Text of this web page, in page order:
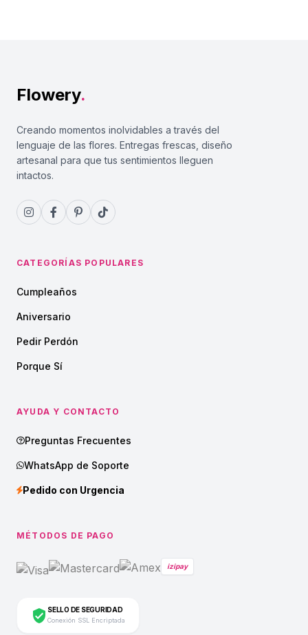
Flowery.
Creando momentos inolvidables a través del
lenguaje de las flores. Entregas frescas, diseño
artesanal para que tus sentimientos lleguen
intactos.
CATEGORÍAS POPULARES
Cumpleaños
Aniversario
Pedir Perdón
Porque Sí
AYUDA Y CONTACTO
Preguntas Frecuentes
WhatsApp de Soporte
Pedido con Urgencia
MÉTODOS DE PAGO
izipay
SELLO DE SEGURIDAD
Conexión SSL Encriptada